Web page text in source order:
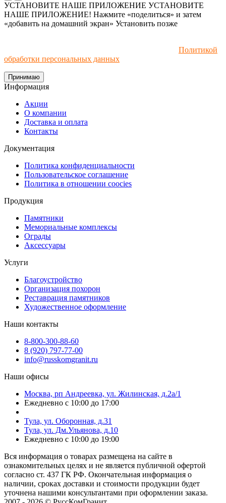
УСТАНОВИТЕ НАШЕ ПРИЛОЖЕНИЕ УСТАНОВИТЕ
НАШЕ ПРИЛОЖЕНИЕ! Нажмите «поделиться» и затем
«добавить на домашний экран» Установить позже
Политикой
обработки персональных данных
Принимаю
Информация
Акции
О компании
Доставка и оплата
Контакты
Документация
Политика конфиденциальности
Пользовательское соглашение
Политика в отношении coocies
Продукция
Памятники
Мемориальные комплексы
Ограды
Аксессуары
Услуги
Благоустройство
Организация похорон
Реставрация памятников
Художественное оформление
Наши контакты
8-800-300-88-60
8 (920) 797-77-00
info@russkomgranit.ru
Наши офисы
Москва, рп Андреевка, ул. Жилинская, д.2а/1
Ежедневно с 10:00 до 17:00
Тула, ул. Оборонная, д.31
Тула, ул. Дм.Ульянова, д.10
Ежедневно с 10:00 до 19:00
Вся информация о товарах размещена на сайте в
ознакомительных целях и не является публичной офертой
согласно ст. 437 ГК РФ. Окончательная информация о
наличии, сроках доставки и стоимости продукции будет
уточнена нашими консультантами при оформлении заказа.